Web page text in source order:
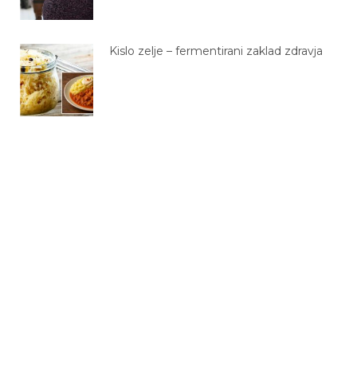
Kislo zelje – fermentirani zaklad zdravja